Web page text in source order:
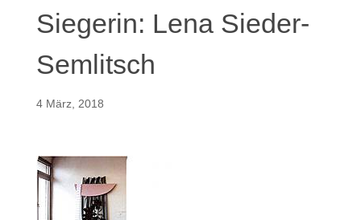
Siegerin: Lena Sieder-
Semlitsch
4 März, 2018